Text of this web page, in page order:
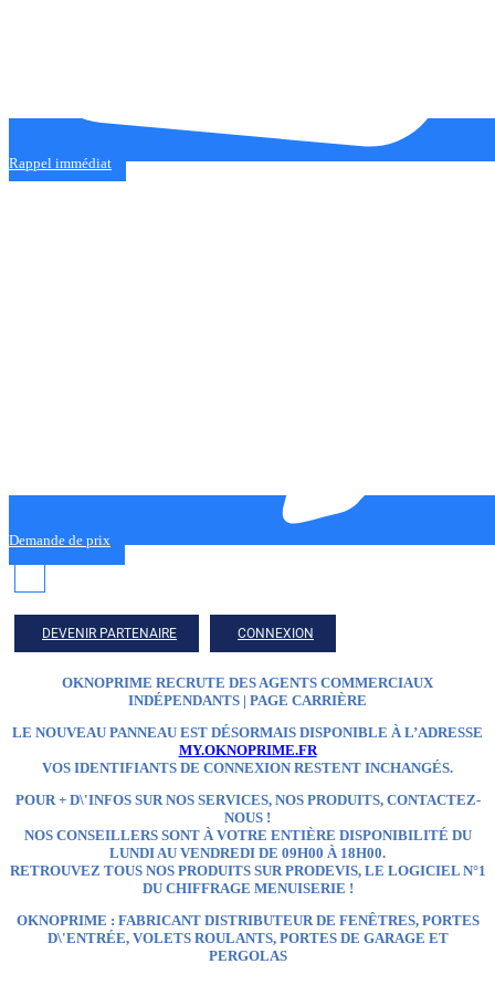
Rappel immédiat
Demande de prix
DEVENIR PARTENAIRE CONNEXION
OKNOPRIME RECRUTE DES AGENTS COMMERCIAUX
INDÉPENDANTS | PAGE CARRIÈRE
LE NOUVEAU PANNEAU EST DÉSORMAIS DISPONIBLE À L’ADRESSE
MY.OKNOPRIME.FR
VOS IDENTIFIANTS DE CONNEXION RESTENT INCHANGÉS.
POUR + D\'INFOS SUR NOS SERVICES, NOS PRODUITS, CONTACTEZ-
NOUS !
NOS CONSEILLERS SONT À VOTRE ENTIÈRE DISPONIBILITÉ DU
LUNDI AU VENDREDI DE 09H00 À 18H00.
RETROUVEZ TOUS NOS PRODUITS SUR PRODEVIS, LE LOGICIEL N°1
DU CHIFFRAGE MENUISERIE !
OKNOPRIME : FABRICANT DISTRIBUTEUR DE FENÊTRES, PORTES
D\'ENTRÉE, VOLETS ROULANTS, PORTES DE GARAGE ET
PERGOLAS